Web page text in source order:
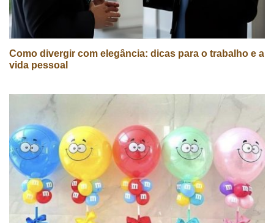
Como divergir com elegância: dicas para o trabalho e a
vida pessoal